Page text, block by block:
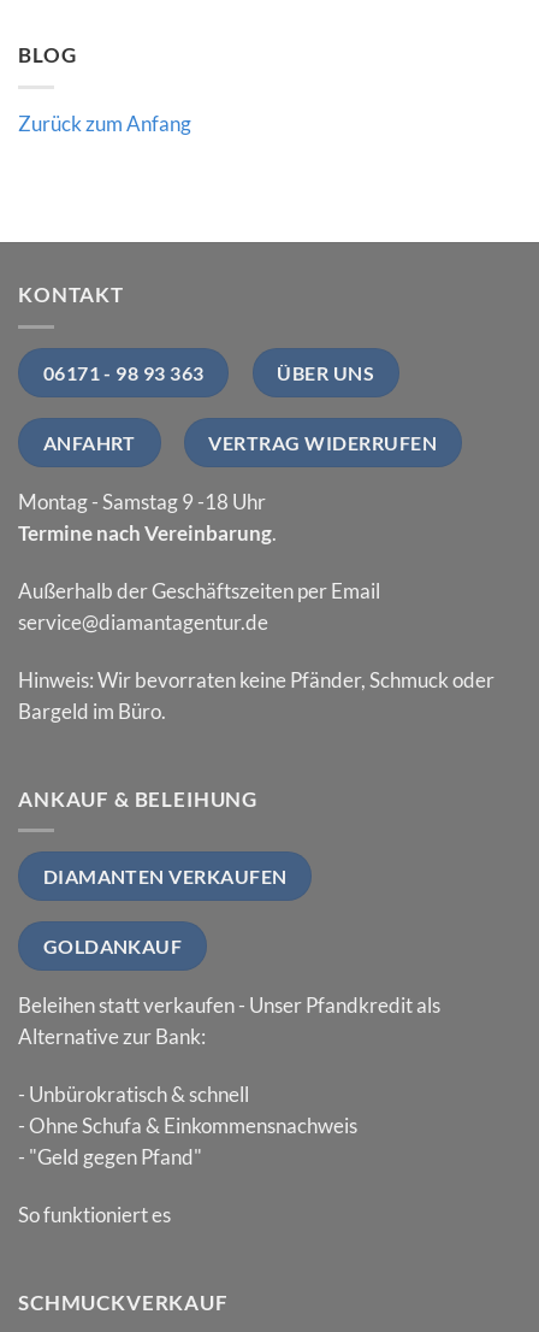
BLOG
Zurück zum Anfang
KONTAKT
06171 - 98 93 363 ÜBER UNS
ANFAHRT VERTRAG WIDERRUFEN
Montag - Samstag 9 -18 Uhr
Termine nach Vereinbarung.
Außerhalb der Geschäftszeiten per Email
service@diamantagentur.de
Hinweis: Wir bevorraten keine Pfänder, Schmuck oder
Bargeld im Büro.
ANKAUF & BELEIHUNG
DIAMANTEN VERKAUFEN
GOLDANKAUF
Beleihen statt verkaufen - Unser Pfandkredit als
Alternative zur Bank:
- Unbürokratisch & schnell
- Ohne Schufa & Einkommensnachweis
- "Geld gegen Pfand"
So funktioniert es
SCHMUCKVERKAUF